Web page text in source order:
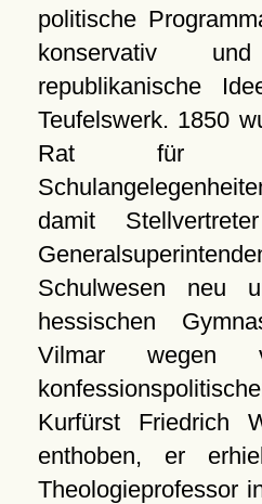
politische
konservativ und
republikanische
Teufelswerk. 1850
Rat für
damit
Schulwesen neu
hessischen
Vilmar wegen
Kurfürst Friedrich
enthoben, er
Theologieprofessor